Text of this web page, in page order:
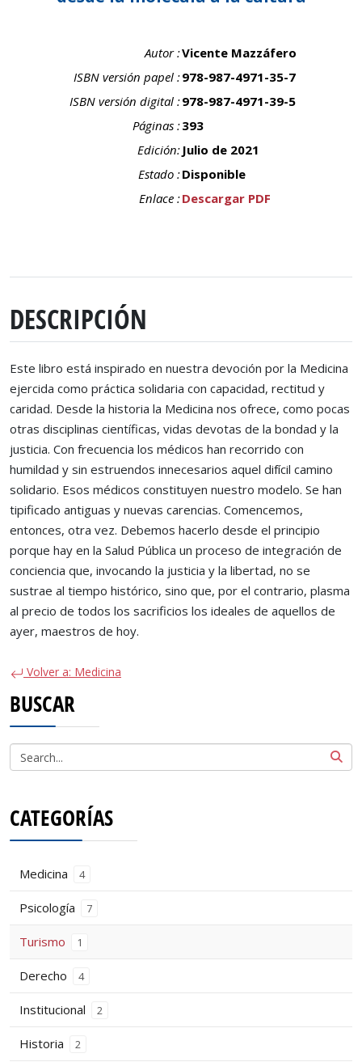
Autor :Vicente Mazzáfero
ISBN versión papel :978-987-4971-35-7
ISBN versión digital :978-987-4971-39-5
Páginas :393
Edición: Julio de 2021
Estado :Disponible
Enlace :Descargar PDF
DESCRIPCIÓN
Este libro está inspirado en nuestra devoción por la Medicina
ejercida como práctica solidaria con capacidad, rectitud y
caridad. Desde la historia la Medicina nos ofrece, como pocas
otras disciplinas científicas, vidas devotas de la bondad y la
justicia. Con frecuencia los médicos han recorrido con
humildad y sin estruendos innecesarios aquel difícil camino
solidario. Esos médicos constituyen nuestro modelo. Se han
tipificado antiguas y nuevas carencias. Comencemos,
entonces, otra vez. Debemos hacerlo desde el principio
porque hay en la Salud Pública un proceso de integración de
conciencia que, invocando la justicia y la libertad, no se
sustrae al tiempo histórico, sino que, por el contrario, plasma
al precio de todos los sacrificios los ideales de aquellos de
ayer, maestros de hoy.
Volver a: Medicina
BUSCAR
CATEGORÍAS
Medicina 4
Psicología 7
Turismo 1
Derecho 4
Institucional 2
Historia 2